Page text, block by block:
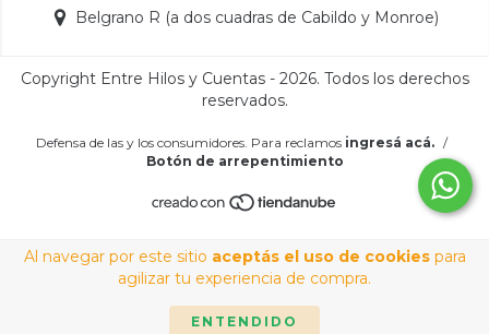
Al navegar por este sitio aceptás el uso de cookiespara
agilizar tu experiencia de compra.
ENTENDIDO
Belgrano R (a dos cuadras de Cabildo y Monroe)
Copyright Entre Hilos y Cuentas - 2026. Todos los derechos
reservados.
Defensa de las y los consumidores. Para reclamos ingresá acá. /
Botón de arrepentimiento